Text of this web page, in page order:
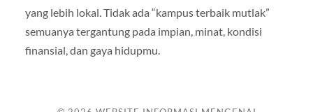
yang lebih lokal. Tidak ada “kampus terbaik mutlak”
semuanya tergantung pada impian, minat, kondisi
finansial, dan gaya hidupmu.